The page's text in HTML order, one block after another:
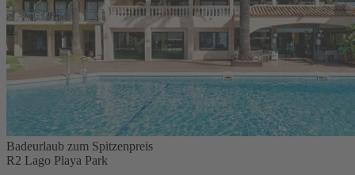
Badeurlaub zum Spitzenpreis
R2 Lago Playa Park